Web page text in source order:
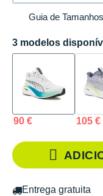
Guia de Tamanhos
3 modelos
90 € 105 €
Entrega gratuita